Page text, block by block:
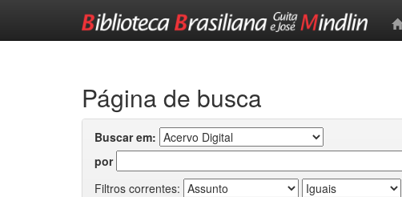
Página de busca
Buscar em:
por
Filtros correntes: